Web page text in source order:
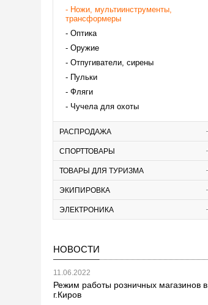
Ножи, мультиинструменты,
трансформеры
Оптика
Оружие
Отпугиватели, сирены
Пульки
Фляги
Чучела для охоты
РАСПРОДАЖА
СПОРТТОВАРЫ
ТОВАРЫ ДЛЯ ТУРИЗМА
ЭКИПИРОВКА
ЭЛЕКТРОНИКА
НОВОСТИ
11.06.2022
Режим работы розничных магазинов в
г.Киров